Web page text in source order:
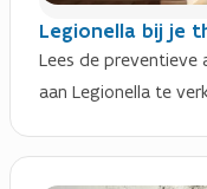
Legionella bij je
Lees de preventieve
aan Legionella te